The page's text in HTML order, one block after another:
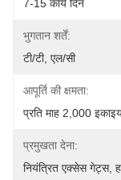
7-15 कार्य दिन
भुगतान शर्तें:
टी/टी, एल/सी
आपूर्ति की क्षमता:
प्रति माह 2,000
प्रमुखता देना:
नियंत्रित एक्सेस गेट्स,